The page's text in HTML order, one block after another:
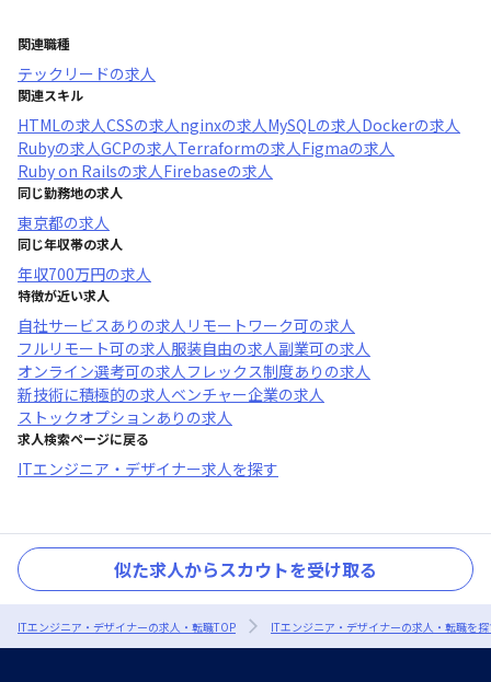
関連職種
テックリードの求人
関連スキル
HTMLの求人CSSの求人nginxの求人MySQLの求人Dockerの求人
Rubyの求人GCPの求人Terraformの求人Figmaの求人
Ruby on Railsの求人Firebaseの求人
同じ勤務地の求人
東京都の求人
同じ年収帯の求人
年収700万円の求人
特徴が近い求人
自社サービスあり の求人 リモートワーク可の求人
フルリモート可の求人服装自由の求人副業可の求人
オンライン選考可の求人フレックス制度あり の求人
新技術に積極的の求人ベンチャー企業の求人
ストックオプションあり の求人
求人検索ページに戻る
ITエンジニア・デザイナー求人を探す
似た求人からスカウトを受け取る
ITエンジニア・デザイナーの求人・転職TOP ITエンジニア・デザイナーの求人・転職を